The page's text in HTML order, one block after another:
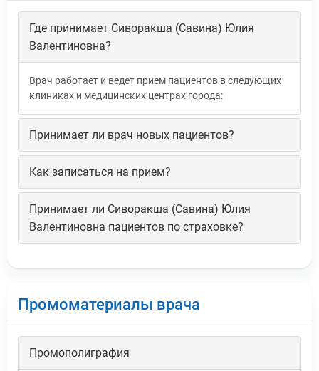
Где принимает Сиворакша (Савина) Юлия
Валентиновна?
Врач работает и ведет прием пациентов в следующих
клиниках и медицинских центрах города:
Принимает ли врач новых пациентов?
Как записаться на прием?
Принимает ли Сиворакша (Савина) Юлия
Валентиновна пациентов по страховке?
Промоматериалы врача
Промополиграфия